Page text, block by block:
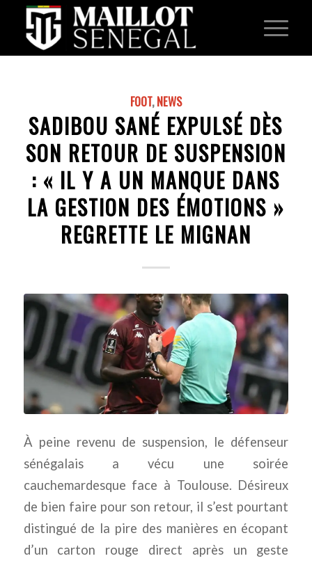
FOOT,NEWS
SADIBOU SANÉ EXPULSÉ DÈS
SON RETOUR DE SUSPENSION
: « IL Y A UN MANQUE DANS
LA GESTION DES ÉMOTIONS »
REGRETTE LE MIGNAN
À peine revenu de suspension, le défenseur
sénégalais a vécu une soirée
cauchemardesque face à Toulouse. Désireux
de bien faire pour son retour, il s’est pourtant
distingué de la pire des manières en écopant
d’un carton rouge direct après un geste